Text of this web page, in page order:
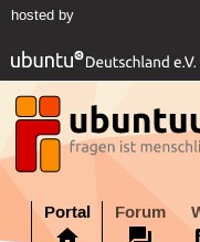
hosted by
Portal Forum